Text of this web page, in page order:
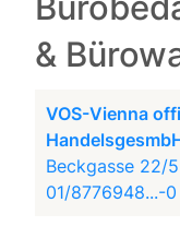
&
VOS-Vienna
Beckgasse 22/5
01/8776948...-0